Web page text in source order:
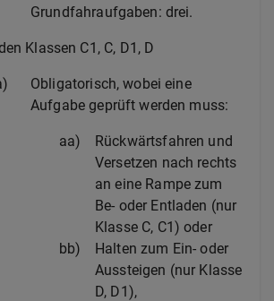
Grundfahraufgaben: drei.
Klassen C1, C, D1, D
Obligatorisch, wobei eine
Aufgabe geprüft werden muss:
aa)
Rückwärtsfahren und
Versetzen nach rechts
an eine Rampe zum
Be- oder Entladen (nur
Klasse C, C1) oder
bb)
Halten zum Ein- oder
Aussteigen (nur Klasse
D, D1),